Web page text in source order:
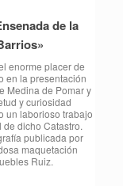
de la
enorme placer de
en la presentación
Medina de Pomar y
y curiosidad
un laborioso trabajo
dicho Catastro.
publicada por
maquetación
Ruiz.